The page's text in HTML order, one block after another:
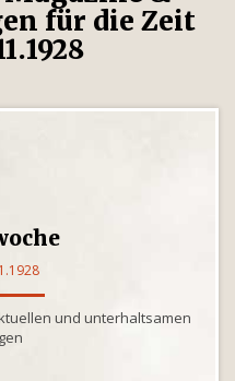
für die Zeit
und unterhaltsamen